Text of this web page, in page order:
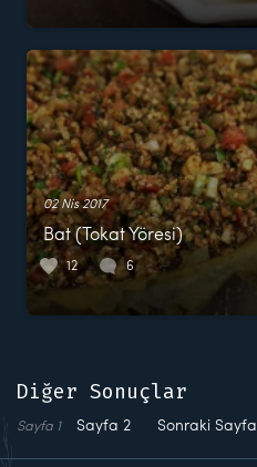
02 Nis 2017
Bat (Tokat Yöresi)
12 6
Diğer Sonuçlar
Sayfa 1 Sayfa 2 Sonraki Sayfa